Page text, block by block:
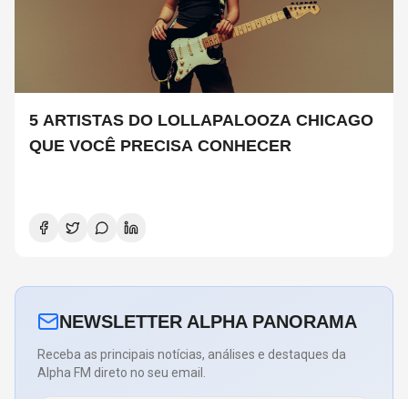
5 ARTISTAS DO LOLLAPALOOZA CHICAGO
QUE VOCÊ PRECISA CONHECER
NEWSLETTER ALPHA PANORAMA
Receba as principais notícias, análises e destaques da
Alpha FM direto no seu email.